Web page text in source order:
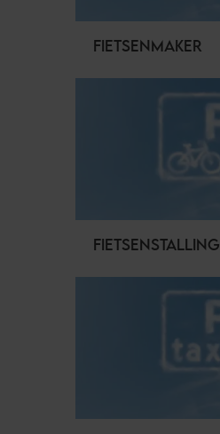
FIETSENMAKER
FIETSENSTALLING